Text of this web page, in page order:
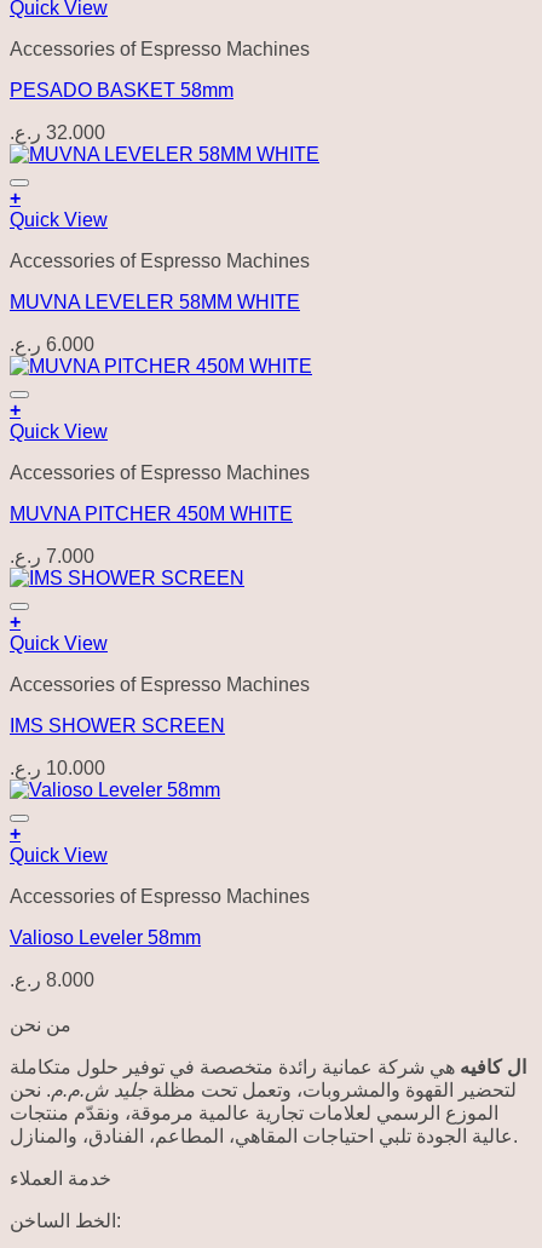
Quick View
Accessories of Espresso Machines
PESADO BASKET 58mm
32.000 ر.ع.
+
Quick View
Accessories of Espresso Machines
MUVNA LEVELER 58MM WHITE
6.000 ر.ع.
+
Quick View
Accessories of Espresso Machines
MUVNA PITCHER 450M WHITE
7.000 ر.ع.
+
Quick View
Accessories of Espresso Machines
IMS SHOWER SCREEN
10.000 ر.ع.
+
Quick View
Accessories of Espresso Machines
Valioso Leveler 58mm
8.000 ر.ع.
من نحن
ال كافيه هي شركة عمانية رائدة متخصصة في توفير حلول متكاملة
لتحضير القهوة والمشروبات، وتعمل تحت مظلة جليد ش.م.م. نحن
الموزع الرسمي لعلامات تجارية عالمية مرموقة، ونقدّم منتجات
عالية الجودة تلبي احتياجات المقاهي، المطاعم، الفنادق، والمنازل.
خدمة العملاء
الخط الساخن: